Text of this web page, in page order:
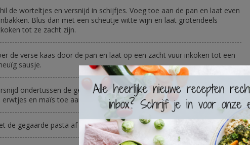
de worteltjes en versnijd in schijfjes. Voeg toe aan de pan en laat even
Blus dan met een scheutje witte wijn en laat grotendeels
tot ze zacht zijn.
de verse kaas door de pan en laat op een zacht vuur inkoken tot een
sausje.
ondertussen de gekookte asperges in schijfjes. Voeg samen met
erwtjes en maïs toe aan de saus. Laat nog even zachtjes pruttelen.
de gegaarde pasta af en roer door de saus. Houd warm.